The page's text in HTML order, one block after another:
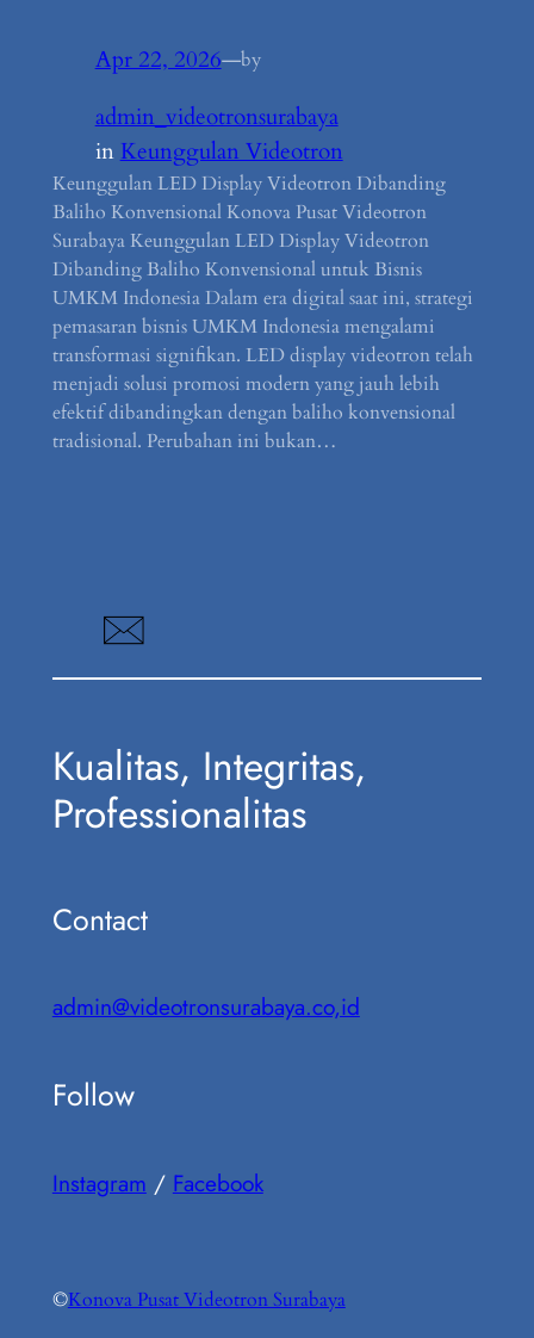
Apr 22, 2026—by
admin_videotronsurabaya
in Keunggulan Videotron
Keunggulan LED Display Videotron Dibanding
Baliho Konvensional Konova Pusat Videotron
Surabaya Keunggulan LED Display Videotron
Dibanding Baliho Konvensional untuk Bisnis
UMKM Indonesia Dalam era digital saat ini, strategi
pemasaran bisnis UMKM Indonesia mengalami
transformasi signifikan. LED display videotron telah
menjadi solusi promosi modern yang jauh lebih
efektif dibandingkan dengan baliho konvensional
tradisional. Perubahan ini bukan…
Kualitas, Integritas,
Professionalitas
Contact
admin@videotronsurabaya.co,id
Follow
Instagram / Facebook
©Konova Pusat Videotron Surabaya